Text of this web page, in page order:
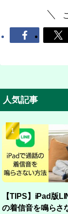
人気記事
【TIPS】iPad版
の着信音を鳴らさ